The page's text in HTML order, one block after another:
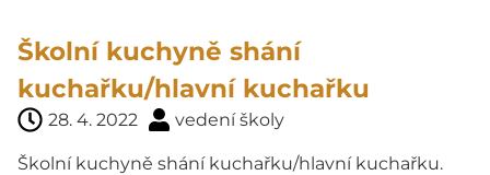
Školní kuchyně shání
kuchařku/hlavní kuchařku
28. 4. 2022 vedení školy
Školní kuchyně shání kuchařku/hlavní kuchařku.